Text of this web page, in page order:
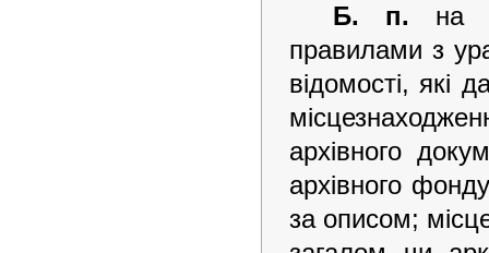
Б. п. на
правилами з
відомості, які
архівного
архівного
за описом;